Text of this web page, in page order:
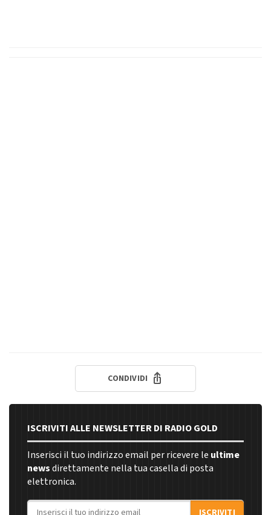
CONDIVIDI
ISCRIVITI ALLE NEWSLETTER DI RADIO GOLD
Inserisci il tuo indirizzo email per ricevere le ultime
newsdirettamente nella tua casella di posta
elettronica.
Indirizzo email
ISCRIVITI